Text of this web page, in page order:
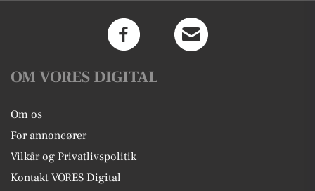
OM VORES DIGITAL
Om os
For annoncører
Vilkår og Privatlivspolitik
Kontakt VORES Digital